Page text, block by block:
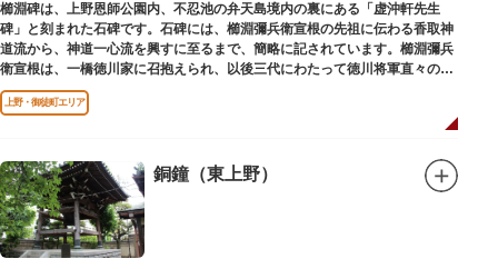
櫛淵碑は、上野恩師公園内、不忍池の弁天島境内の裏にある「虚沖軒先生
碑」と刻まれた石碑です。石碑には、櫛淵彌兵衛宣根の先祖に伝わる香取神
道流から、神道一心流を興すに至るまで、簡略に記されています。櫛淵彌兵
衛宣根は、一橋徳川家に召抱えられ、以後三代にわたって徳川将軍直々の護
衛役として仕えました。
上野・御徒町エリア
銅鐘（東上野）